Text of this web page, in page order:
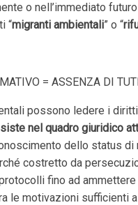
o nell’immediato
“migranti ambientali” o “
= ASSENZA DI
possono ledere i diritti
nel quadro giuridico
dello status di
costretto da
fino ad
le motivazioni sufficienti